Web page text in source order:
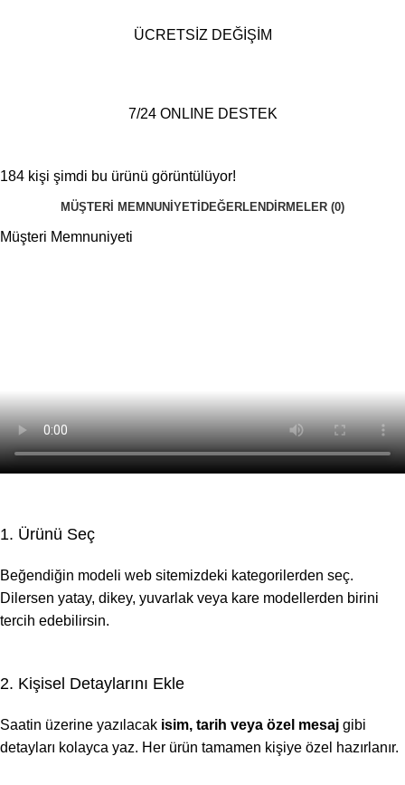
ÜCRETSİZ DEĞİŞİM
7/24 ONLINE DESTEK
184 kişi şimdi bu ürünü görüntülüyor!
MÜŞTERI MEMNUNIYETIDEĞERLENDIRMELER (0)
Müşteri Memnuniyeti
1. Ürünü Seç
Beğendiğin modeli web sitemizdeki kategorilerden seç.
Dilersen yatay, dikey, yuvarlak veya kare modellerden birini
tercih edebilirsin.
2. Kişisel Detaylarını Ekle
Saatin üzerine yazılacak isim, tarih veya özel mesaj gibi
detayları kolayca yaz. Her ürün tamamen kişiye özel hazırlanır.